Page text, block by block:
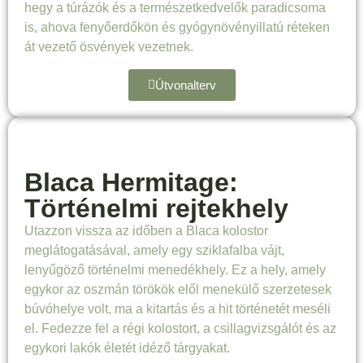
hegy a túrázók és a természetkedvelők paradicsoma
is, ahova fenyőerdőkön és gyógynövényillatú réteken
át vezető ösvények vezetnek.
Útvonalterv
Blaca Hermitage:
Történelmi rejtekhely
Utazzon vissza az időben a Blaca kolostor
meglátogatásával, amely egy sziklafalba vájt,
lenyűgöző történelmi menedékhely. Ez a hely, amely
egykor az oszmán törökök elől menekülő szerzetesek
búvóhelye volt, ma a kitartás és a hit történetét meséli
el. Fedezze fel a régi kolostort, a csillagvizsgálót és az
egykori lakók életét idéző tárgyakat.